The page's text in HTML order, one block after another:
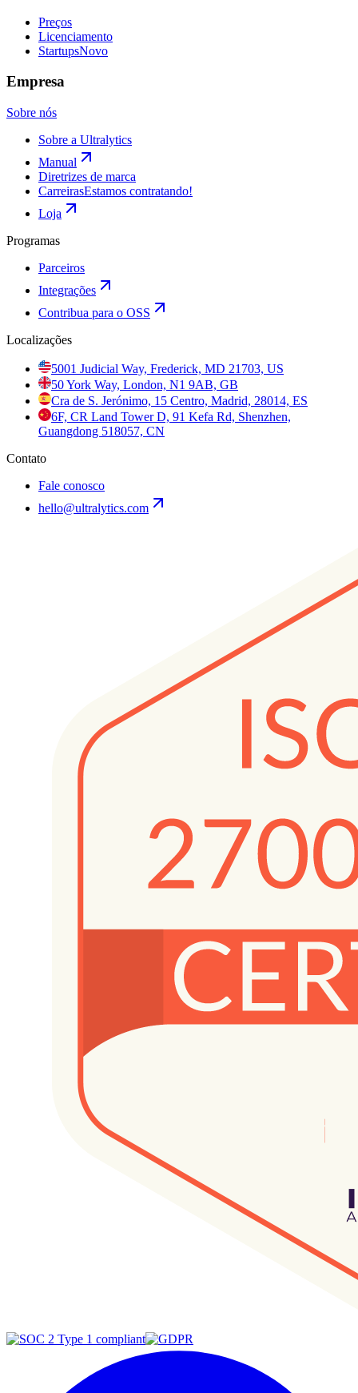
Preços
Licenciamento
StartupsNovo
Empresa
Sobre nós
Sobre a Ultralytics
Manual
Diretrizes de marca
CarreirasEstamos contratando!
Loja
Programas
Parceiros
Integrações
Contribua para o OSS
Localizações
5001 Judicial Way, Frederick, MD 21703, US
50 York Way, London, N1 9AB, GB
Cra de S. Jerónimo, 15 Centro, Madrid, 28014, ES
6F, CR Land Tower D, 91 Kefa Rd, Shenzhen,
Guangdong 518057, CN
Contato
Fale conosco
hello@ultralytics.com